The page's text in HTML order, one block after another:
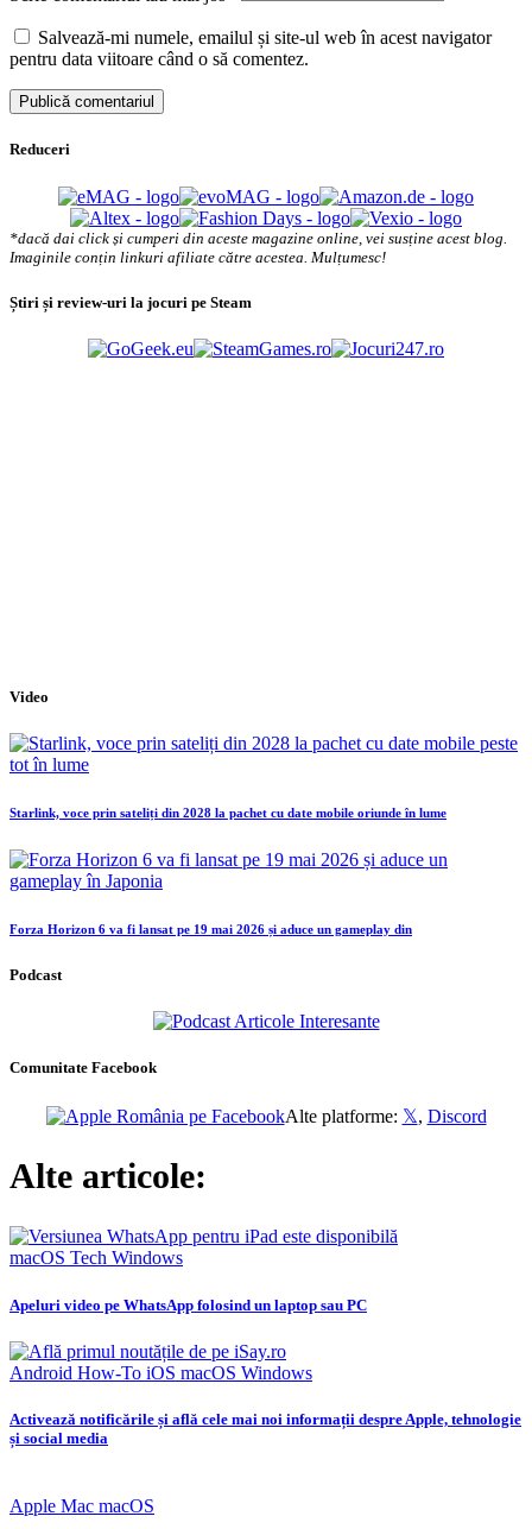
Salvează-mi numele, emailul și site-ul web în acest navigator
pentru data viitoare când o să comentez.
Reduceri
*dacă dai click și cumperi din aceste magazine online, vei susține acest blog.
Imaginile conțin linkuri afiliate către acestea. Mulțumesc!
Știri și review-uri la jocuri pe Steam
Video
Starlink, voce prin sateliți din 2028 la pachet cu date mobile oriunde în lume
Forza Horizon 6 va fi lansat pe 19 mai 2026 și aduce un gameplay din
Podcast
Comunitate Facebook
Alte platforme: 𝕏, Discord
Alte articole:
macOS Tech Windows
Apeluri video pe WhatsApp folosind un laptop sau PC
Android How-To iOS macOS Windows
Activează notificările și află cele mai noi informații despre Apple, tehnologie
și social media
Apple Mac macOS